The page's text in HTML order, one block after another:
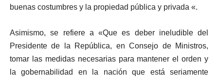
buenas costumbres y la propiedad pública y privada «.
Asimismo, se refiere a «Que es deber ineludible del
Presidente de la República, en Consejo de Ministros,
tomar las medidas necesarias para mantener el orden y
la gobernabilidad en la nación que está seriamente